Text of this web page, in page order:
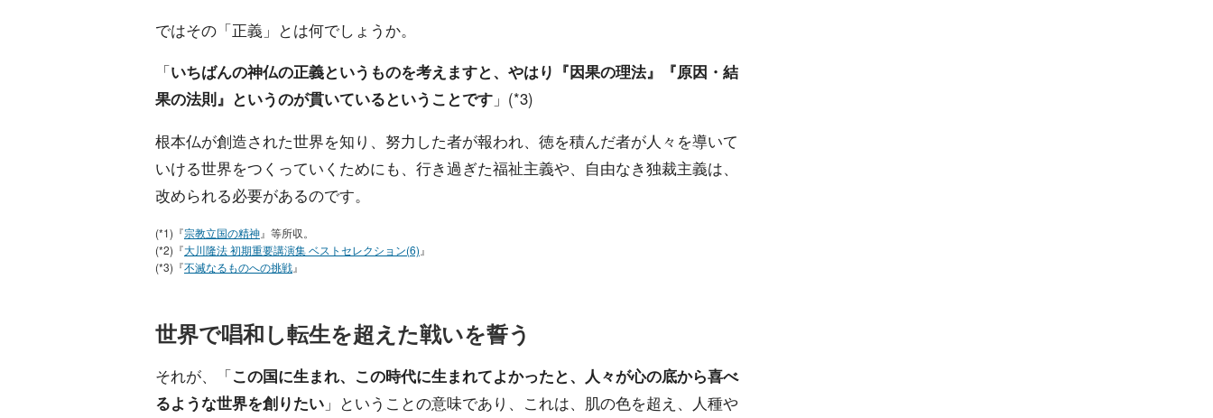
ではその「正義」とは何でしょうか。
「いちばんの神仏の正義というものを考えますと、やはり『因果の理法』『原因・結
果の法則』というのが貫いているということです 」(*3)
根本仏が創造された世界を知り、努力した者が報われ、徳を積んだ者が人々を導いて
いける世界をつくっていくためにも、行き過ぎた福祉主義や、自由なき独裁主義は、
改められる必要があるのです。
(*1)『宗教立国の精神』等所収。
(*2)『大川隆法 初期重要講演集 ベストセレクション(6) 』
(*3)『不滅なるものへの挑戦』
世界で唱和し転生を超えた戦いを誓う
それが、「この国に生まれ、この時代に生まれてよかったと、人々が心の底から喜べ
るような世界を創りたい 」ということの意味であり、これは、肌の色を超え、人種や